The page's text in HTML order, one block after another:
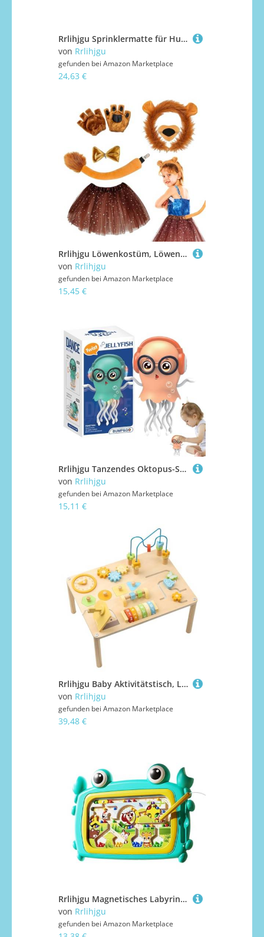
Rrlihjgu Sprinklermatte für Hunde, Schwimmbecken für Hunde, mit Sprinklern, tragbares Wasserspiel für Rasen, Garten, Camping und Outdoor-Aktivitäten
von Rrlihjgu
gefunden bei Amazon Marketplace
24,63 €
Rrlihjgu Löwenkostüm, Löwenkostüm, Löwenkostüm, Löwenkostüm, Löwenkostüm, Mehrzweck-Kostüm-Zubehör für Kostümpartys, Mottopartys
von Rrlihjgu
gefunden bei Amazon Marketplace
15,45 €
Rrlihjgu Tanzendes Oktopus-Spielzeug für Babys, Spielzeug mit Hindernissensor, elektrisches Unterhaltungszubehör für das Kinderzimmer
von Rrlihjgu
gefunden bei Amazon Marketplace
15,11 €
Rrlihjgu Baby Aktivitätstisch, Lerntisch, Holz Lernspielzeug mit Perlenlabyrinth und Formensortierer Für Mädchen Kindergarten
von Rrlihjgu
gefunden bei Amazon Marketplace
39,48 €
Rrlihjgu Magnetisches Labyrinthspielzeug, Farbsortierungsspielzeug, interaktives Zeichenbrett mit Krabbe, Spielzeug für Früherziehung, kreatives Spielzeug für Kinder für zu Hause
von Rrlihjgu
gefunden bei Amazon Marketplace